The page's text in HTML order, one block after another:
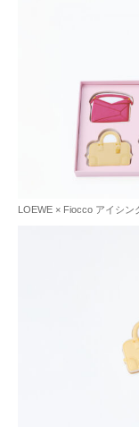
LOEWE × Fiocco アイシン